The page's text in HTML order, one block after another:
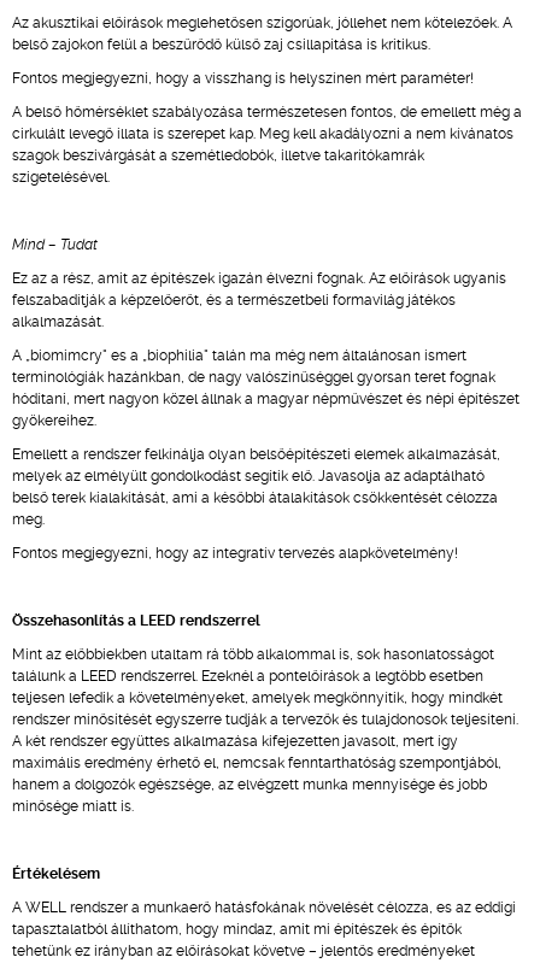
Az akusztikai előírások meglehetősen szigorúak, jóllehet nem kötelezőek. A
belső zajokon felül a beszűrődő külső zaj csillapítása is kritikus.
Fontos megjegyezni, hogy a visszhang is helyszínen mért paraméter!
A belső hőmérséklet szabályozása természetesen fontos, de emellett még a
cirkulált levegő illata is szerepet kap. Meg kell akadályozni a nem kívánatos
szagok beszivárgását a szemétledobók, illetve takarítókamrák
szigetelésével.
Mind – Tudat
Ez az a rész, amit az építészek igazán élvezni fognak. Az előírások ugyanis
felszabadítják a képzelőerőt, és a természetbeli formavilág játékos
alkalmazását.
A „biomimcry" es a „biophilia" talán ma még nem általánosan ismert
terminológiák hazánkban, de nagy valószínűséggel gyorsan teret fognak
hódítani, mert nagyon közel állnak a magyar népművészet és népi építészet
gyökereihez.
Emellett a rendszer felkínálja olyan belsőépítészeti elemek alkalmazását,
melyek az elmélyült gondolkodást segítik elő. Javasolja az adaptálható
belső terek kialakítását, ami a későbbi átalakítások csökkentését célozza
meg.
Fontos megjegyezni, hogy az integratív tervezés alapkövetelmény!
Összehasonlítás a LEED rendszerrel
Mint az előbbiekben utaltam rá több alkalommal is, sok hasonlatosságot
találunk a LEED rendszerrel. Ezeknél a pontelőírások a legtöbb esetben
teljesen lefedik a követelményeket, amelyek megkönnyítik, hogy mindkét
rendszer minősítését egyszerre tudják a tervezők és tulajdonosok teljesíteni.
A két rendszer együttes alkalmazása kifejezetten javasolt, mert így
maximális eredmény érhető el, nemcsak fenntarthatóság szempontjából,
hanem a dolgozók egészsége, az elvégzett munka mennyisége és jobb
minősége miatt is.
Értékelésem
A WELL rendszer a munkaerő hatásfokának növelését célozza, es az eddigi
tapasztalatból állíthatom, hogy mindaz, amit mi építészek és építők
tehetünk ez irányban az előírásokat követve – jelentős eredményeket